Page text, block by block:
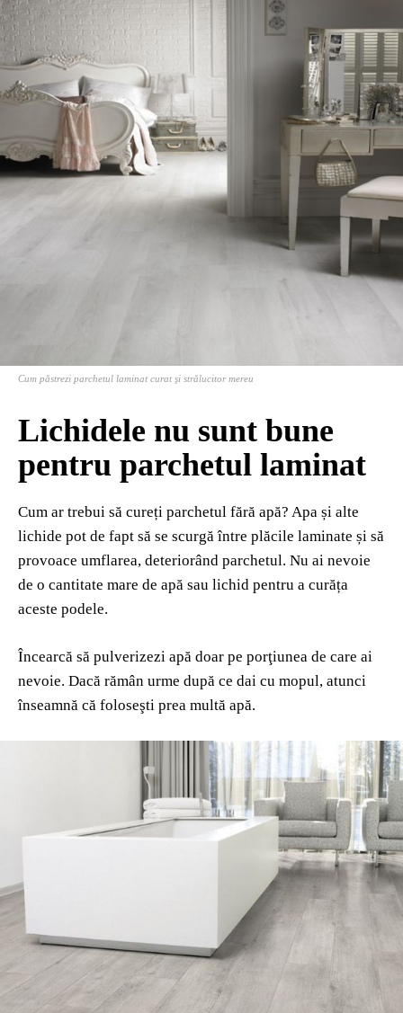
Cum păstrezi parchetul laminat curat şi strălucitor mereu
Lichidele nu sunt bune
pentru parchetul laminat
Cum ar trebui să cureți parchetul fără apă? Apa și alte
lichide pot de fapt să se scurgă între plăcile laminate și să
provoace umflarea, deteriorând parchetul. Nu ai nevoie
de o cantitate mare de apă sau lichid pentru a curăța
aceste podele.
Încearcă să pulverizezi apă doar pe porţiunea de care ai
nevoie. Dacă rămân urme după ce dai cu mopul, atunci
înseamnă că foloseşti prea multă apă.